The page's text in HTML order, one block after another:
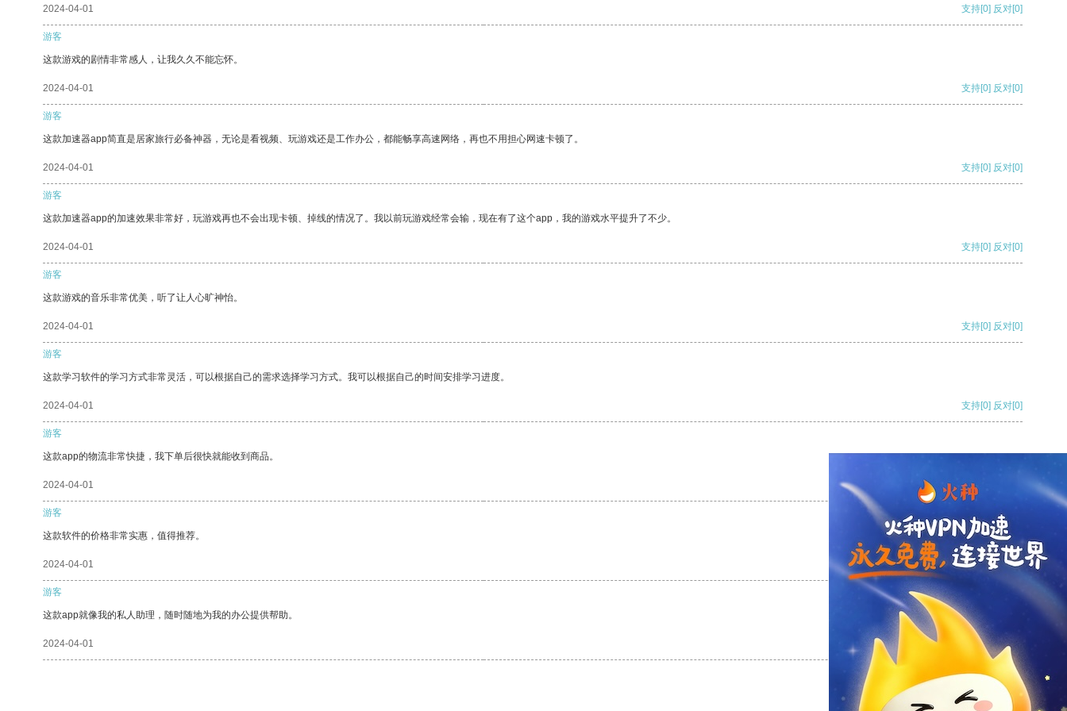
2024-04-01 支持[0] 反对[0]
游客
这款游戏的剧情非常感人，让我久久不能忘怀。
2024-04-01 支持[0] 反对[0]
游客
这款加速器app简直是居家旅行必备神器，无论是看视频、玩游戏还是工作办公，都能畅享高速网络，再也不用担心网速卡顿了。
2024-04-01 支持[0] 反对[0]
游客
这款加速器app的加速效果非常好，玩游戏再也不会出现卡顿、掉线的情况了。我以前玩游戏经常会输，现在有了这个app，我的游戏水平提升了不少。
2024-04-01 支持[0] 反对[0]
游客
这款游戏的音乐非常优美，听了让人心旷神怡。
2024-04-01 支持[0] 反对[0]
游客
这款学习软件的学习方式非常灵活，可以根据自己的需求选择学习方式。我可以根据自己的时间安排学习进度。
2024-04-01 支持[0] 反对[0]
游客
这款app的物流非常快捷，我下单后很快就能收到商品。
2024-04-01 支持
游客
这款软件的价格非常实惠，值得推荐。
2024-04-01 支持[0] 反对[0]
游客
这款app就像我的私人助理，随时随地为我的办公提供帮助。
2024-04-01 支持[0] 反对[0]